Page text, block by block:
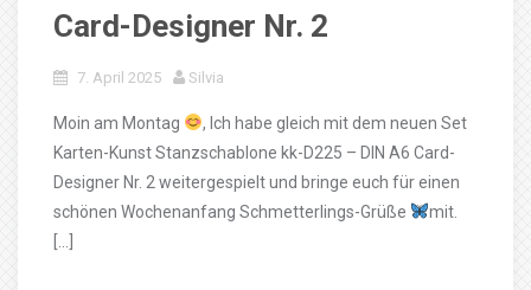
Card-Designer Nr. 2
7. April 2025 Silvia
Moin am Montag
, Ich habe gleich mit dem neuen Set
Karten-Kunst Stanzschablone kk-D225 – DIN A6 Card-
Designer Nr. 2 weitergespielt und bringe euch für einen
schönen Wochenanfang Schmetterlings-Grüße
mit.